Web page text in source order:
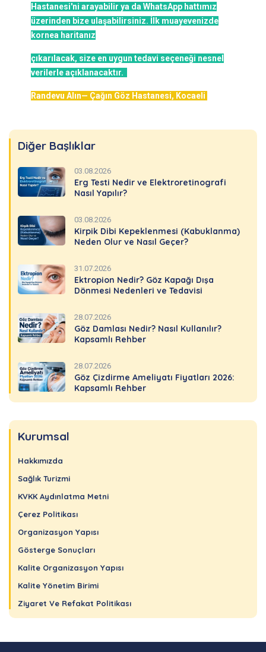
Hastanesi'ni arayabilir ya da WhatsApp hattımız
üzerinden bize ulaşabilirsiniz. İlk muayevenizde
kornea haritanız
çıkarılacak, size en uygun tedavi seçeneği nesnel
verilerle açıklanacaktır.
Randevu Alın— Çağın Göz Hastanesi, Kocaeli
Diğer Başlıklar
03.08.2026
Erg Testi Nedir ve Elektroretinografi
Nasıl Yapılır?
03.08.2026
Kirpik Dibi Kepeklenmesi (Kabuklanma)
Neden Olur ve Nasıl Geçer?
31.07.2026
Ektropion Nedir? Göz Kapağı Dışa
Dönmesi Nedenleri ve Tedavisi
28.07.2026
Göz Damlası Nedir? Nasıl Kullanılır?
Kapsamlı Rehber
28.07.2026
Göz Çizdirme Ameliyatı Fiyatları 2026:
Kapsamlı Rehber
Kurumsal
Hakkımızda
Sağlık Turizmi
KVKK Aydınlatma Metni
Çerez Politikası
Organizasyon Yapısı
Gösterge Sonuçları
Kalite Organizasyon Yapısı
Kalite Yönetim Birimi
Ziyaret Ve Refakat Politikası